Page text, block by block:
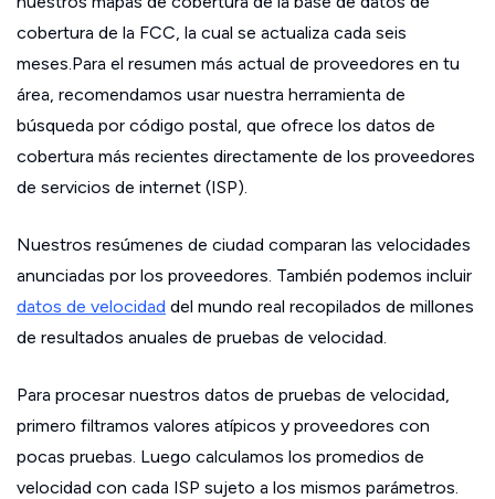
cobertura de la FCC, la cual se actualiza cada seis
meses.Para el resumen más actual de proveedores en tu
área, recomendamos usar nuestra herramienta de
búsqueda por código postal, que ofrece los datos de
cobertura más recientes directamente de los proveedores
de servicios de internet (ISP).
Nuestros resúmenes de ciudad comparan las velocidades
anunciadas por los proveedores. También podemos incluir
datos de velocidad del mundo real recopilados de millones
de resultados anuales de pruebas de velocidad.
Para procesar nuestros datos de pruebas de velocidad,
primero filtramos valores atípicos y proveedores con
pocas pruebas. Luego calculamos los promedios de
velocidad con cada ISP sujeto a los mismos parámetros.